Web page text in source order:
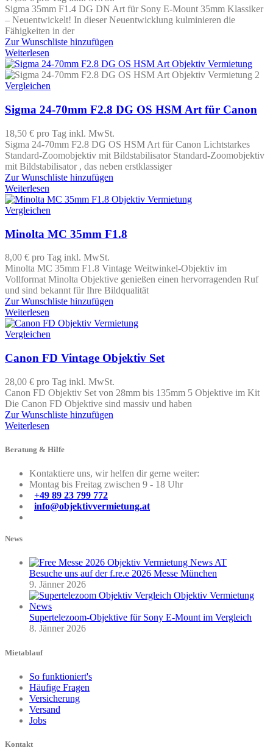
Sigma 35mm F1.4 DG DN Art für Sony E-Mount 35mm Klassiker
– Neuentwickelt! In dieser Neuentwicklung kulminieren die
Fähigkeiten in der
Zur Wunschliste hinzufügen
Weiterlesen
Vergleichen
Sigma 24-70mm F2.8 DG OS HSM Art für Canon
18,50 € pro Tag inkl. MwSt.
Sigma 24-70mm F2.8 DG OS HSM Art für Canon Lichtstarkes
Standard-Zoomobjektiv mit Bildstabilisator Standard-Zoomobjektiv
mit Bildstabilisator , das neben erstklassiger
Zur Wunschliste hinzufügen
Weiterlesen
Vergleichen
Minolta MC 35mm F1.8
8,00 € pro Tag inkl. MwSt.
Minolta MC 35mm F1.8 Vintage Weitwinkel-Objektiv im
Vollformat Minolta Objektive genießen einen hervorragenden Ruf
und sind bekannt für Ihre Bildqualität
Zur Wunschliste hinzufügen
Weiterlesen
Vergleichen
Canon FD Vintage Objektiv Set
28,00 € pro Tag inkl. MwSt.
Canon FD Objektiv Set von 28mm bis 135mm 5 Objektive im Kit
Die Canon FD Objektive sind massiv und haben
Zur Wunschliste hinzufügen
Weiterlesen
Beratung & Hilfe
Kontaktiere uns, wir helfen dir gerne weiter:
Montag bis Freitag zwischen 9 - 18 Uhr
+49 89 23 799 772
info@objektivvermietung.at
News
Besuche uns auf der f.re.e 2026 Messe München
9. Jänner 2026
Supertelezoom-Objektive für Sony E-Mount im Vergleich
8. Jänner 2026
Mietablauf
So funktioniert's
Häufige Fragen
Versicherung
Versand
Jobs
Kontakt